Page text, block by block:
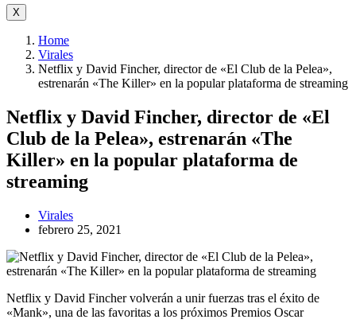
X
Home
Virales
Netflix y David Fincher, director de «El Club de la Pelea»,
estrenarán «The Killer» en la popular plataforma de streaming
Netflix y David Fincher, director de «El
Club de la Pelea», estrenarán «The
Killer» en la popular plataforma de
streaming
Virales
febrero 25, 2021
Netflix y David Fincher volverán a unir fuerzas tras el éxito de
«Mank», una de las favoritas a los próximos Premios Oscar